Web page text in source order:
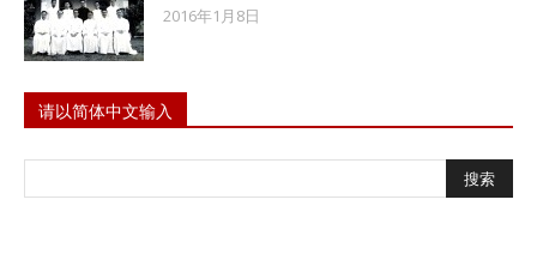
2016年1月8日
请以简体中文输入